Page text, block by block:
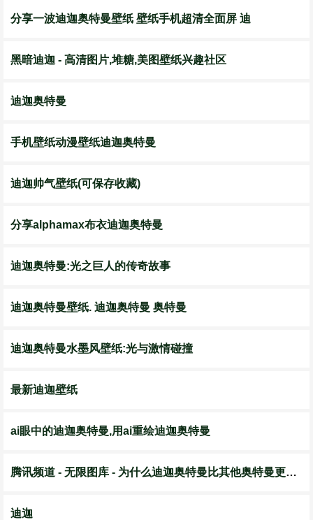
分享一波迪迦奥特曼壁纸 壁纸手机超清全面屏 迪
黑暗迪迦 - 高清图片,堆糖,美图壁纸兴趣社区
迪迦奥特曼
手机壁纸动漫壁纸迪迦奥特曼
迪迦帅气壁纸(可保存收藏)
分享alphamax布衣迪迦奥特曼
迪迦奥特曼:光之巨人的传奇故事
迪迦奥特曼壁纸. 迪迦奥特曼 奥特曼
迪迦奥特曼水墨风壁纸:光与激情碰撞
最新迪迦壁纸
ai眼中的迪迦奥特曼,用ai重绘迪迦奥特曼
腾讯频道 - 无限图库 - 为什么迪迦奥特曼比其他奥特曼更出名?
迪迦